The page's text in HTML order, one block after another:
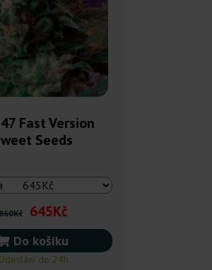
Fast Version
Seeds
645Kč
Do košíku
do 24h